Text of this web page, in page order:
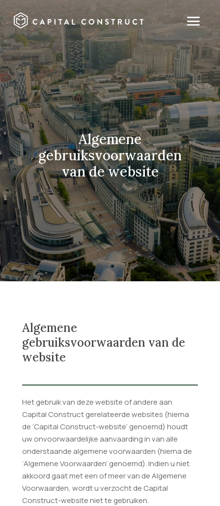
Algemene
gebruiksvoorwaarden
van de website
Algemene
gebruiksvoorwaarden van de
website
Het gebruik van deze website of andere aan
Capital Construct gerelateerde websites (hierna
de ‘Capital Construct-website’ genoemd) houdt
uw onvoorwaardelijke aanvaarding in van alle
onderstaande algemene voorwaarden (hierna de
‘Algemene Voorwaarden’ genoemd). Indien u niet
akkoord gaat met een of meer van de Algemene
Voorwaarden, wordt u verzocht de Capital
Construct-website niet te gebruiken.